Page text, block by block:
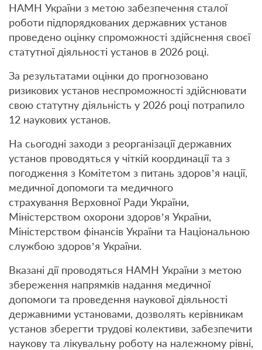
НАМН України з метою забезпечення сталої
роботи підпорядкованих державних установ
проведено оцінку спроможності здійснення своєї
статутної діяльності установ в 2026 році.
За результатами оцінки до прогнозовано
ризикових установ неспроможності здійснювати
свою статутну діяльність у 2026 році потрапило
12 наукових установ.
На сьогодні заходи з реорганізації державних
установ проводяться у чіткій координації та з
погодження з Комітетом з питань здоров’я нації,
медичної допомоги та медичного
страхування Верховної Ради України,
Міністерством охорони здоров’я України,
Міністерством фінансів України та Національною
службою здоров’я України.
Вказані дії проводяться НАМН України з метою
збереження напрямків надання медичної
допомоги та проведення наукової діяльності
державними установами, дозволять керівникам
установ зберегти трудові колективи, забезпечити
наукову та лікувальну роботу на належному рівні,